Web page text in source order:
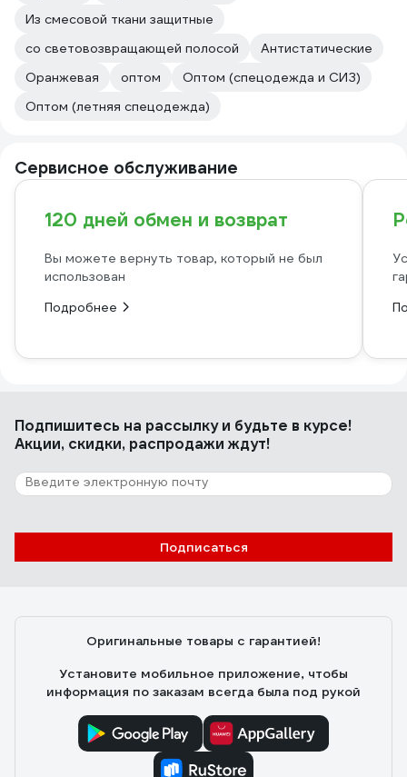
Из смесовой ткани защитные
со световозвращающей полосой
Антистатические
Оранжевая
оптом
Оптом (спецодежда и СИЗ)
Оптом (летняя спецодежда)
Сервисное обслуживание
120 дней обмен и возврат
Вы можете вернуть товар, который не был
использован
Подробнее
Подпишитесь на рассылкуи будьте в курсе!
Акции, скидки, распродажи ждут!
Подписаться
Оригинальные товары с гарантией!
Установите мобильное приложение, чтобы
информация по заказам всегда была под рукой